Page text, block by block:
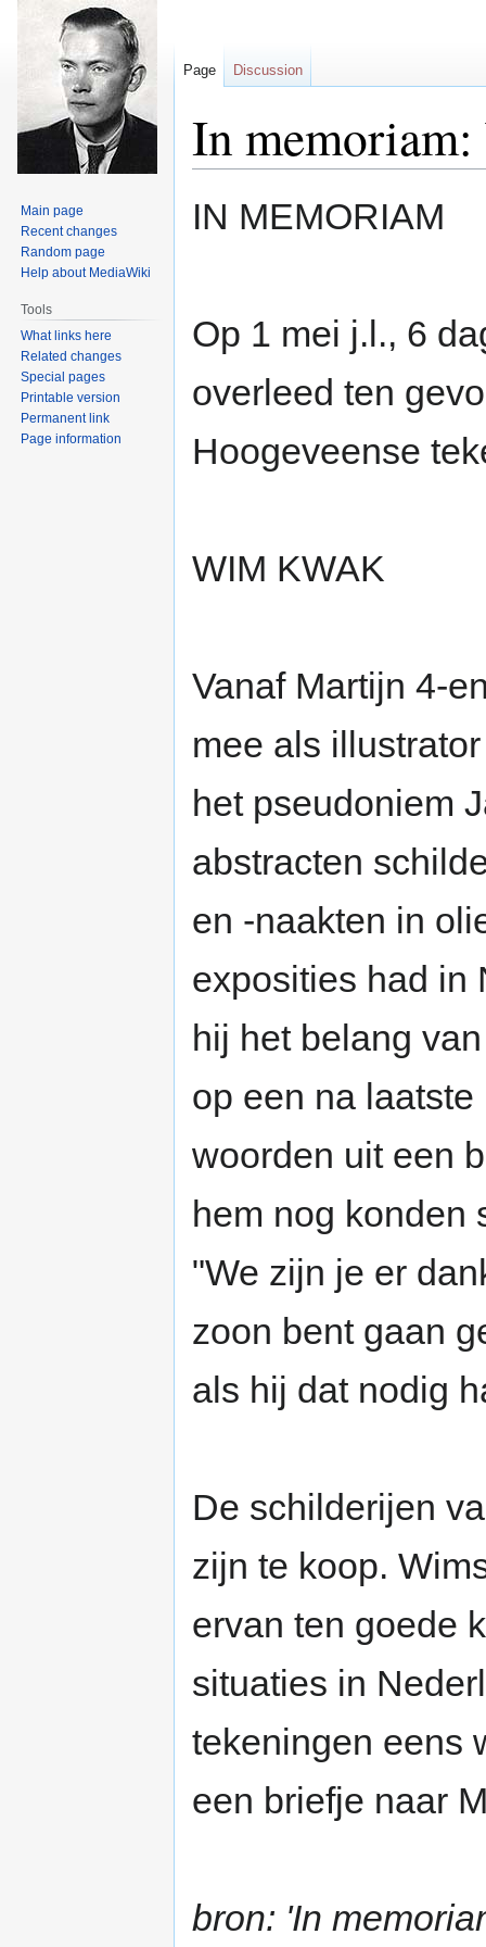
In
IN MEMORIAM
Op 1 mei j.l., 6
overleed ten
Hoogeveense
WIM KWAK
Vanaf Martijn 4-
mee als
het pseudoniem
abstracten
en -naakten in
exposities had in
hij het belang
op een na
woorden uit een
hem nog konden
"We zijn je er
zoon bent gaan
als hij dat nodig
De schilderijen
zijn te koop.
ervan ten goede
situaties in
tekeningen eens
een briefje naar
bron: 'In
Page Discussion
Main page
Recent changes
Random page
Help about MediaWiki
Tools
What links here
Related changes
Special pages
Printable version
Permanent link
Page information